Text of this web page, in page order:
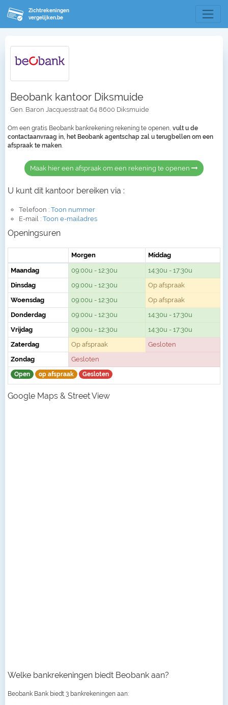
Zichtrekeningen
vergelijken.be
Beobank kantoor Diksmuide
Gen. Baron Jacquesstraat 64 8600 Diksmuide
Om een gratis Beobank bankrekening rekening te openen, vult u de
contactaanvraag in, het Beobank agentschap zal u terugbellen om een
afspraak te maken
Maak hier een afspraak om een rekening te openen
U kunt dit kantoor bereiken via :
Telefoon : Toon nummer
E-mail : Toon e-mailadres
Openingsuren
Morgen
Middag
Maandag
09:00u - 12:30u
14:30u - 17:30u
Dinsdag
09:00u - 12:30u
Op afspraak
Woensdag
09:00u - 12:30u
Op afspraak
Donderdag
09:00u - 12:30u
14:30u - 17:30u
Vrijdag
09:00u - 12:30u
14:30u - 17:30u
Zaterdag
Op afspraak
Gesloten
Zondag
Gesloten
Open op afspraak Gesloten
Google Maps & Street View
Welke bankrekeningen biedt Beobank aan?
Beobank Bank biedt 3 bankrekeningen aan: